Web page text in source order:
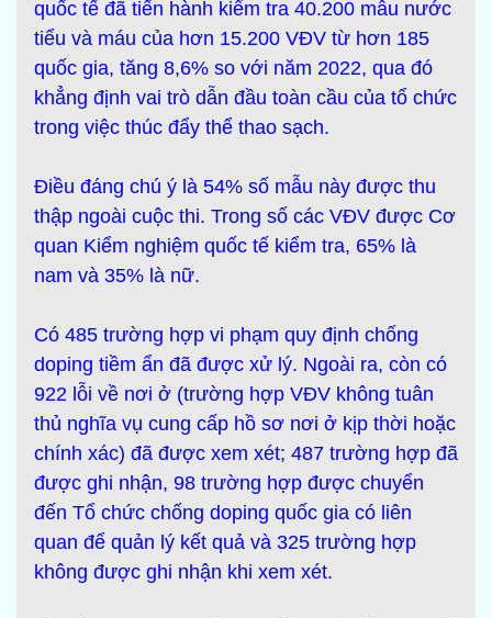
quốc tế đã tiến hành kiểm tra 40.200 mẫu nước
tiểu và máu của hơn 15.200 VĐV từ hơn 185
quốc gia, tăng 8,6% so với năm 2022, qua đó
khẳng định vai trò dẫn đầu toàn cầu của tổ chức
trong việc thúc đẩy thể thao sạch.
Điều đáng chú ý là 54% số mẫu này được thu
thập ngoài cuộc thi. Trong số các VĐV được Cơ
quan Kiểm nghiệm quốc tế kiểm tra, 65% là
nam và 35% là nữ.
Có 485 trường hợp vi phạm quy định chống
doping tiềm ẩn đã được xử lý. Ngoài ra, còn có
922 lỗi về nơi ở (trường hợp VĐV không tuân
thủ nghĩa vụ cung cấp hồ sơ nơi ở kịp thời hoặc
chính xác) đã được xem xét; 487 trường hợp đã
được ghi nhận, 98 trường hợp được chuyển
đến Tổ chức chống doping quốc gia có liên
quan để quản lý kết quả và 325 trường hợp
không được ghi nhận khi xem xét.